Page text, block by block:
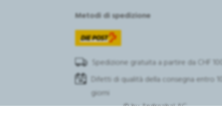
Metodi di spedizione
Spedizione gratuita a partire da CHF 100.-
Difetti di qualità della consegna entro 10
giorni
© byAndreabal AG